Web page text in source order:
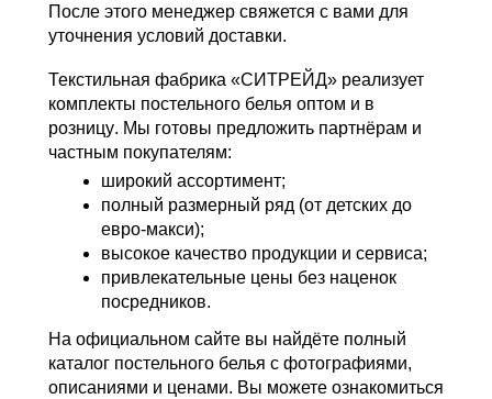
После этого менеджер свяжется с вами для
уточнения условий доставки.
Текстильная фабрика «СИТРЕЙД» реализует
комплекты постельного белья оптом и в
розницу. Мы готовы предложить партнёрам и
частным покупателям:
широкий ассортимент;
полный размерный ряд (от детских до
евро-макси);
высокое качество продукции и сервиса;
привлекательные цены без наценок
посредников.
На официальном сайте вы найдёте полный
каталог постельного белья с фотографиями,
описаниями и ценами. Вы можете ознакомиться